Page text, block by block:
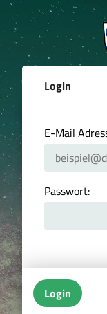
Login
E-Mail
Passwort:
Login